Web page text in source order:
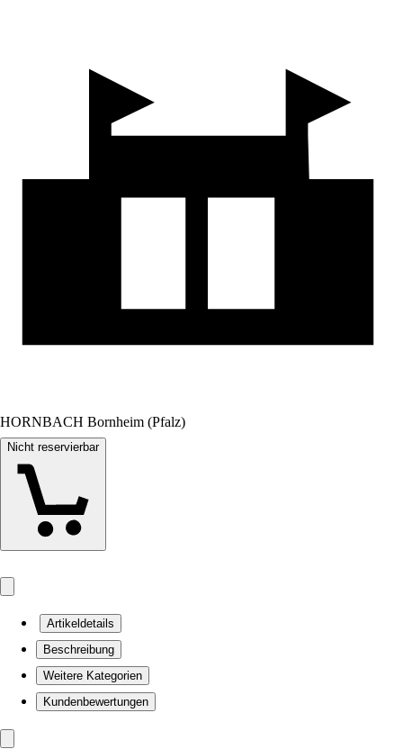
HORNBACH Bornheim (Pfalz)
Nicht reservierbar
Artikeldetails
Beschreibung
Weitere Kategorien
Kundenbewertungen